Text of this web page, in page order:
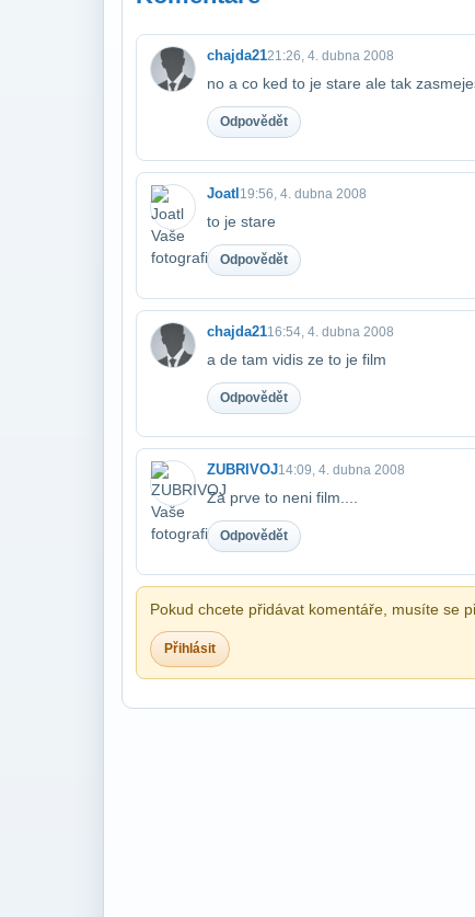
chajda2121:26, 4. dubna 2008
no a co ked to je stare ale tak
Odpovědět
Joatl 19:56, 4. dubna 2008
to je stare
Odpovědět
chajda2116:54, 4. dubna 2008
a de tam vidis ze to je film
Odpovědět
ZUBRIVOJ14:09, 4. dubna 2008
Za prve to neni film....
Odpovědět
Pokud chcete přidávat komentáře, musíte se
Přihlásit